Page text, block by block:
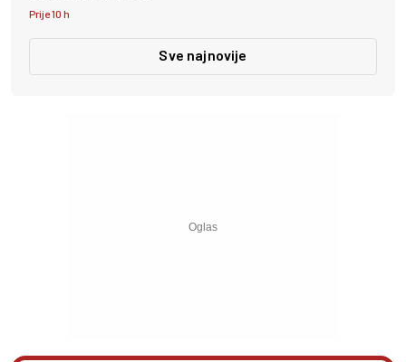
Prije 10 h
Sve najnovije